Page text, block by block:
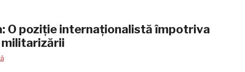
O poziție internaționalistă împotriva
militarizării